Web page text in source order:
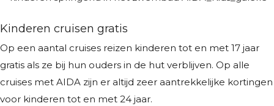
Kinderen cruisen gratis
Op een aantal cruises reizen kinderen tot en met 17 jaar
gratis als ze bij hun ouders in de hut verblijven. Op alle
cruises met AIDA zijn er altijd zeer aantrekkelijke kortingen
voor kinderen tot en met 24 jaar.